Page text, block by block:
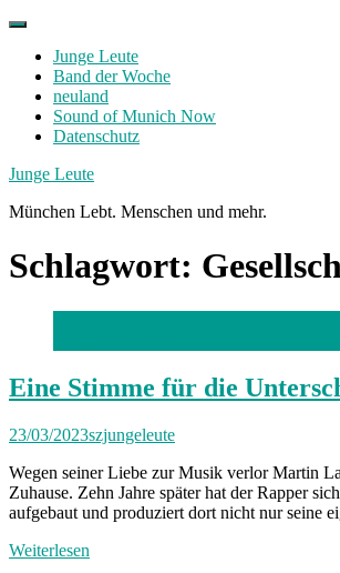
Skip
contentJunge Leute
Band der Woche
neuland
Sound of Munich Now
Datenschutz
Facebook
Twitter
Instagram
Junge Leute
München Lebt. Menschen und mehr.
Schlagwort:
Eine Stimme für die
23/03/2023szjungeleute
Wegen seiner Liebe zur Musik verlor Martin
Zuhause. Zehn Jahre später hat der Rapper
aufgebaut und produziert dort nicht nur seine
Weiterlesen